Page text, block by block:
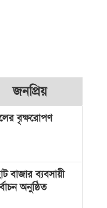
জনপ্রিয়
বৃক্ষরোপণ
বাজার ব্যবসায়ী
অনুষ্ঠিত